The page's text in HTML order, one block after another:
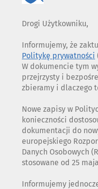
Drogi Użytkowniku,
Informujemy, że
Politykę prywatności
W dokumencie tym
przejrzysty i
zbieramy i dlaczego
Nowe zapisy w
konieczności
dokumentacji do
europejskiego
Danych Osobowych
stosowane od 25
Informujemy